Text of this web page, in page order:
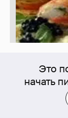
Это
начать